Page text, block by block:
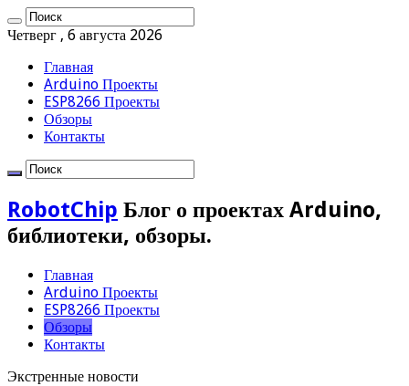
Четверг , 6 августа 2026
Главная
Arduino Проекты
ESP8266 Проекты
Обзоры
Контакты
RobotChip Блог о проектах Arduino,
библиотеки, обзоры.
Главная
Arduino Проекты
ESP8266 Проекты
Обзоры
Контакты
Экстренные новости